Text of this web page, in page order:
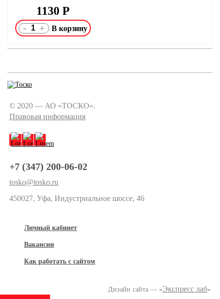
1130 Р
- +
© 2020 — АО «ТОСКО».
Правовая информация
+7 (347) 200-06-02
tosko@tosko.ru
450027, Уфа, Индустриальное шоссе, 46
Личный кабинет
Вакансии
Как работать с сайтом
Дизайн сайта — «Экспресс лаб»